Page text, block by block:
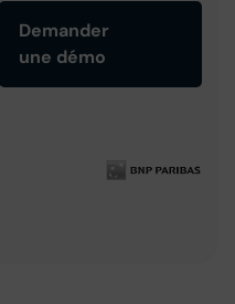
Demander
une démo